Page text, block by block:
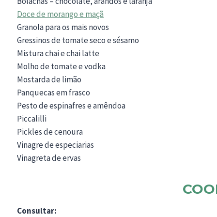
Doce de morango e maçã
Granola para os mais novos
Gressinos de tomate seco e sésamo
Mistura chai e chai latte
Molho de tomate e vodka
Mostarda de limão
Panquecas em frasco
Pesto de espinafres e amêndoa
Piccalilli
Pickles de cenoura
Vinagre de especiarias
Vinagreta de ervas
Consultar: